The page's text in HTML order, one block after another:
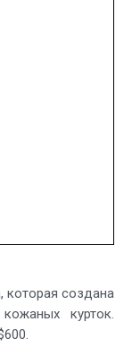
которая создана
курток.